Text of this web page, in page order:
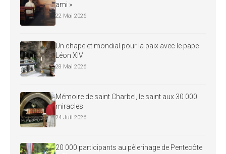
ami »
22 Mai 2026
Un chapelet mondial pour la paix avec le pape
Léon XIV
28 Mai 2026
Mémoire de saint Charbel, le saint aux 30 000
miracles
24 Juil 2026
20 000 participants au pèlerinage de Pentecôte